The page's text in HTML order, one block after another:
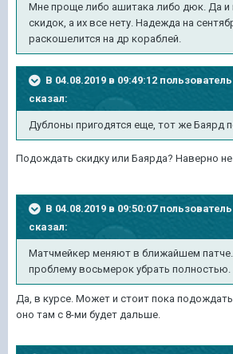
Мне проще либо ашитака либо дюк. Да и
скидок, а их все нету. Надежда на
раскошелится на др кораблей.
В 04.08.2019 в 09:49:12 пользователь
сказал:
Дублоны пригодятся еще, тот же Баярд
Подождать скидку или Баярда? Наверно не
В 04.08.2019 в 09:50:07 пользователь
сказал:
Матчмейкер меняют в ближайшем
проблему восьмерок убрать полностью.
Да, в курсе. Может и стоит пока
оно там с 8-ми будет дальше.